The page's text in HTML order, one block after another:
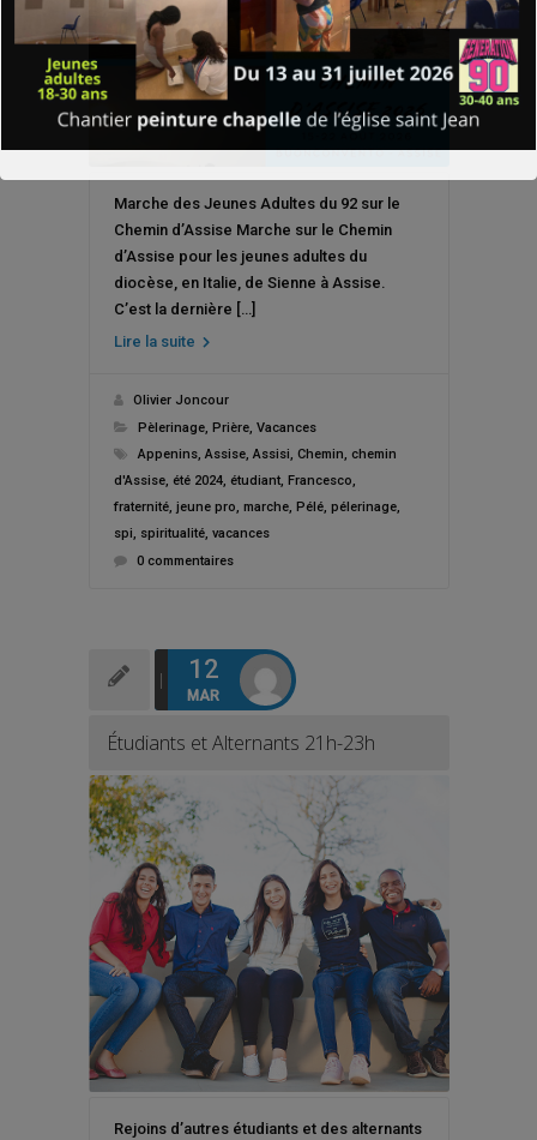
Marche des Jeunes Adultes du 92 sur le
Chemin d’Assise Marche sur le Chemin
d’Assise pour les jeunes adultes du
diocèse, en Italie, de Sienne à Assise.
C’est la dernière […]
Lire la suite
Olivier Joncour
Pèlerinage, Prière, Vacances
Appenins, Assise, Assisi Chemin
chemin
d'Assise, été 2024, étudiant, Francesco
fraternité, jeune pro marche, Pélé, pélerinage,
spi
spiritualité, vacances
0 commentaires
12
MAR
Étudiants et Alternants 21h-23h
Rejoins d’autres étudiants et des alternants